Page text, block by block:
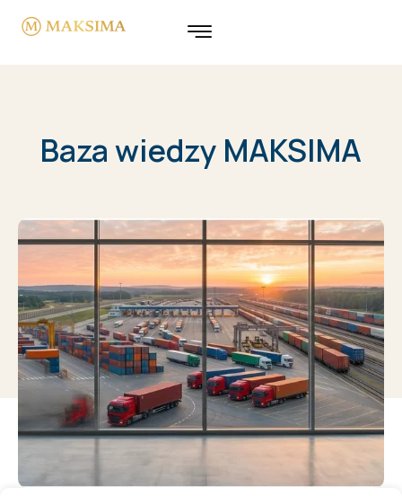
Baza wiedzy MAKSIMA